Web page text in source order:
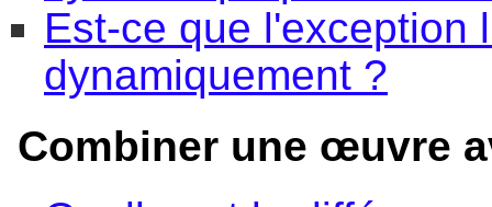
Est-ce que l'exception
dynamiquement ?
Combiner une œuvre